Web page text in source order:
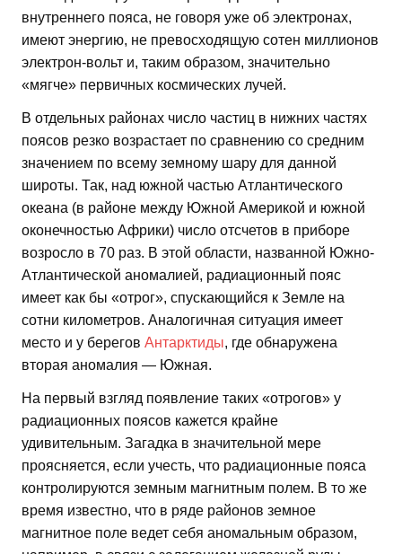
внутреннего пояса, не говоря уже об электронах,
имеют энергию, не превосходящую сотен миллионов
электрон-вольт и, таким образом, значительно
«мягче» первичных космических лучей.
В отдельных районах число частиц в нижних частях
поясов резко возрастает по сравнению со средним
значением по всему земному шару для данной
широты. Так, над южной частью Атлантического
океана (в районе между Южной Америкой и южной
оконечностью Африки) число отсчетов в приборе
возросло в 70 раз. В этой области, названной Южно-
Атлантической аномалией, радиационный пояс
имеет как бы «отрог», спускающийся к Земле на
сотни километров. Аналогичная ситуация имеет
место и у берегов Антарктиды, где обнаружена
вторая аномалия — Южная.
На первый взгляд появление таких «отрогов» у
радиационных поясов кажется крайне
удивительным. Загадка в значительной мере
проясняется, если учесть, что радиационные пояса
контролируются земным магнитным полем. В то же
время известно, что в ряде районов земное
магнитное поле ведет себя аномальным образом,